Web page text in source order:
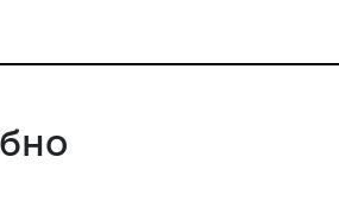
конторі або у
до Міністерства